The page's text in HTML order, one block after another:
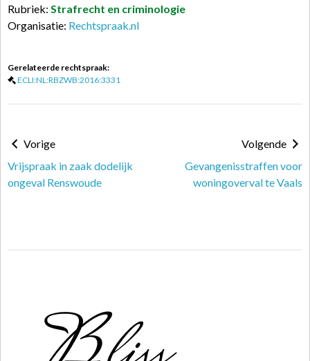
Rubriek: Strafrecht en criminologie
Organisatie: Rechtspraak.nl
Gerelateerde rechtspraak:
ECLI:NL:RBZWB:2016:3331
Vorige
Vrijspraak in zaak dodelijk
ongeval Renswoude
Volgende
Gevangenisstraffen voor
woningoverval te Vaals